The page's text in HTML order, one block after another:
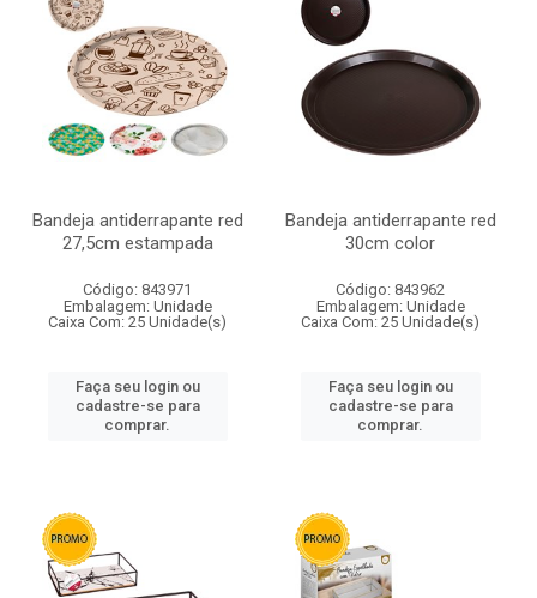
Bandeja antiderrapante red
27,5cm estampada
Código: 843971
Embalagem: Unidade
Caixa Com: 25 Unidade(s)
Faça seu login ou
cadastre-se para
comprar.
Bandeja antiderrapante red
30cm color
Código: 843962
Embalagem: Unidade
Caixa Com: 25 Unidade(s)
Faça seu login ou
cadastre-se para
comprar.